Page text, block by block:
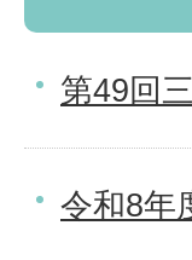
第49回
令和8年